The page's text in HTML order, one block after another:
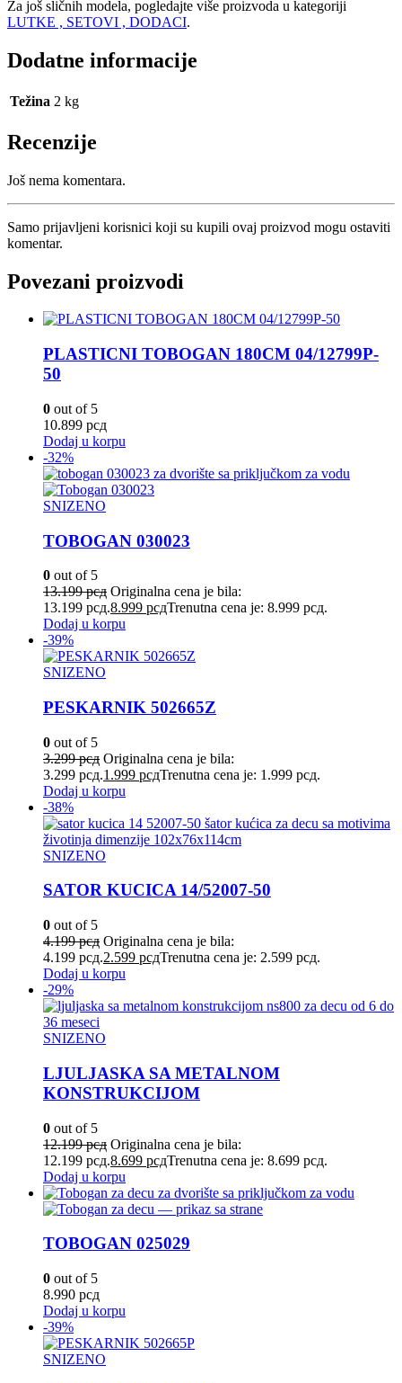
Za još sličnih modela, pogledajte više proizvoda u kategoriji
LUTKE , SETOVI , DODACI.
Dodatne informacije
Težina 2 kg
Recenzije
Još nema komentara.
Samo prijavljeni korisnici koji su kupili ovaj proizvod mogu ostaviti
komentar.
Povezani proizvodi
PLASTICNI TOBOGAN 180CM 04/12799P-
50
0 out of 5
10.899 рсд
Dodaj u korpu
-32%
SNIZENO
TOBOGAN 030023
0 out of 5
13.199рсд Originalna cena je bila:
13.199 рсд.8.999 рсдTrenutna cena je: 8.999 рсд.
Dodaj u korpu
-39%
SNIZENO
PESKARNIK 502665Z
0 out of 5
3.299рсд Originalna cena je bila:
3.299 рсд.1.999 рсдTrenutna cena je: 1.999 рсд.
Dodaj u korpu
-38%
SNIZENO
SATOR KUCICA 14/52007-50
0 out of 5
4.199рсд Originalna cena je bila:
4.199 рсд.2.599 рсдTrenutna cena je: 2.599 рсд.
Dodaj u korpu
-29%
SNIZENO
LJULJASKA SA METALNOM
KONSTRUKCIJOM
0 out of 5
12.199рсд Originalna cena je bila:
12.199 рсд.8.699 рсдTrenutna cena je: 8.699 рсд.
Dodaj u korpu
TOBOGAN 025029
0 out of 5
8.990 рсд
Dodaj u korpu
-39%
SNIZENO